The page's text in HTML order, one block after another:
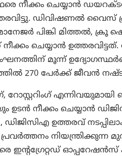
നീക്കം ചെയ്യാൻ
ഡിവിഷണൽ വൈസ്
പിങ്കി മിത്തൽ, ക്രൂ
ചെയ്യാന്‍
മൂന്ന്
270 പേർക്ക് ജീവൻ
റോസ്റ്ററിംഗ്
ഉടൻ നീക്കം ചെയ്യാൻ
ഡിജിസിഎ ഉത്തരവ്
ഇന്റഗ്രേറ്റഡ് ഓപ്പറേഷൻസ്